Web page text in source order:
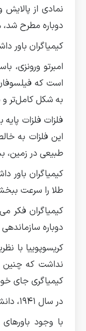
نمادی از
دوباره مطرح
کیمیاگران باور
امبرتو
است که فیلسوفان
به شکل کامل‌تر و
فلزات فلزات
این فلزات به
طبیعی در زمین،
کیمیاگران باور
طلا را سرعت
کیمیاگران فکر
دوباره
کریسوپوییا با
نداشت که چنین
کیمیاگری جای
در سال ۱۹۴۱، دانشمندان هاروارد با شلیک هسته‌های لیتیوم و دوتریوم به جیوه توانستند برای اولین‌بار طلا تولید کنند
با وجود